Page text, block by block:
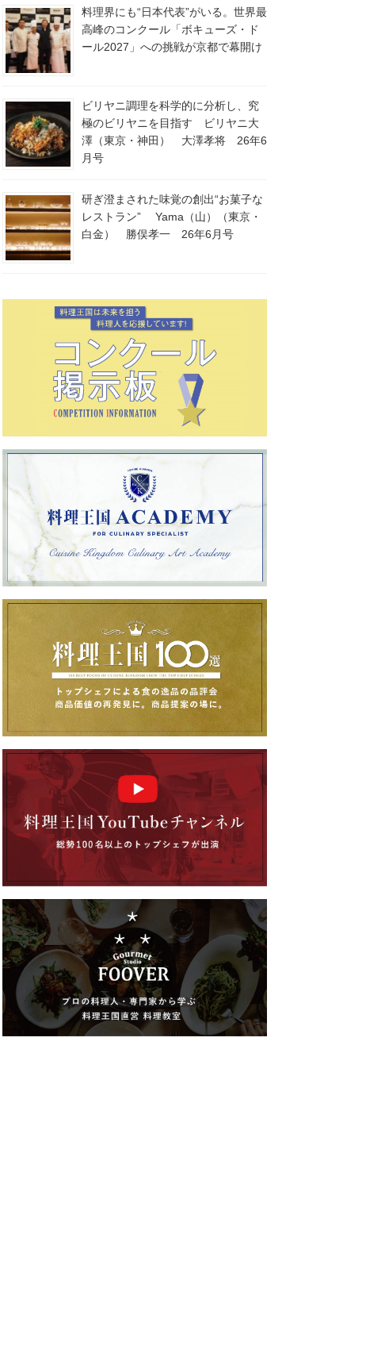
料理界にも“日本代表”がいる。世界最
高峰のコンクール「ボキューズ・ド
ール2027」への挑戦が京都で幕開け
ビリヤニ調理を科学的に分析し、究
極のビリヤニを目指す ビリヤニ大
澤（東京・神田） 大澤孝将 26年6
月号
研ぎ澄まされた味覚の創出“お菓子な
レストラン” Yama（山）（東京・
白金） 勝俣孝一 26年6月号